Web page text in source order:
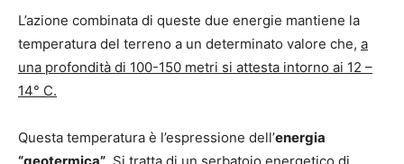
L’azione combinata di queste due energie mantiene la
temperatura del terreno a un determinato valore che, a
una profondità di 100-150 metri si attesta intorno ai 12 –
14° C.
Questa temperatura è l’espressione dell’energia